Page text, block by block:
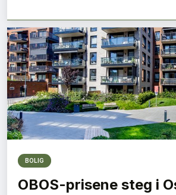
BOLIG
OBOS-prisene steg i